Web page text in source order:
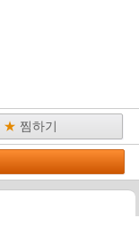
★ 찜하기